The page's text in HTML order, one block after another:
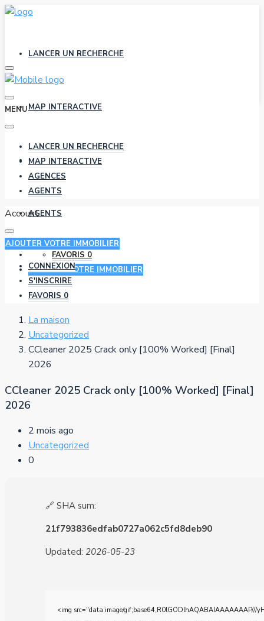
LANCER UN RECHERCHE
MAP INTERACTIVE
AGENCES
AGENTS
FAVORIS 0
AJOUTER VOTRE IMMOBILIER
MENU
LANCER UN RECHERCHE
MAP INTERACTIVE
AGENCES
AGENTS
Account
AJOUTER VOTRE IMMOBILIER
CONNEXION
S'INSCRIRE
FAVORIS 0
La maison
Uncategorized
CCleaner 2025 Crack only [100% Worked] [Final]
2026
CCleaner 2025 Crack only [100% Worked] [Final]
2026
2 mois ago
Uncategorized
0
🔗 SHA sum:
21f793836edfab0727a062c5fd8deb90
Updated: 2026-05-23
<img src="data:image/gif;base64,R0lGODlhAQABAIAAAAAAAP///